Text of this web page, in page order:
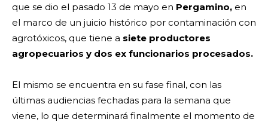
que se dio el pasado 13 de mayo en Pergamino, en
el marco de un juicio histórico por contaminación con
agrotóxicos, que tiene a siete productores
agropecuarios y dos ex funcionarios procesados.
El mismo se encuentra en su fase final, con las
últimas audiencias fechadas para la semana que
viene, lo que determinará finalmente el momento de